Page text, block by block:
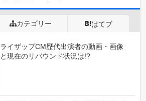
カテゴリー はてブ
ライザップCM歴代出演者の動画・画像
と現在のリバウンド状況は!?